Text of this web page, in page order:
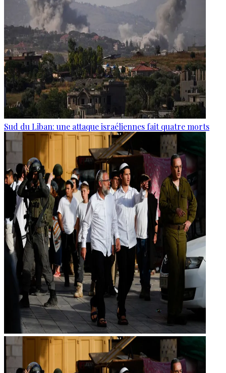
Sud du Liban: une attaque israéliennes fait quatre morts